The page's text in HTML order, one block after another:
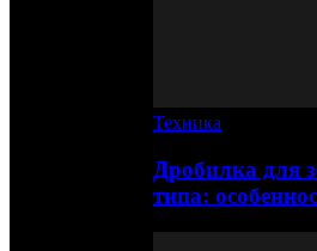
Техника
Дробилка для
типа: